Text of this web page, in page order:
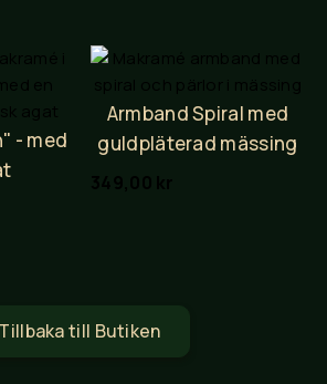
- med
Armband Spiral med
guldpläterad mässing
Tillbaka till Butiken